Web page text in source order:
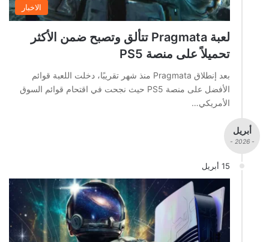
الاخبار
لعبة Pragmata تتألق وتصبح ضمن الأكثر
تحميلاً على منصة PS5
بعد إنطلاق Pragmata منذ شهر تقريبًا، دخلت اللعبة قوائم
الأفضل على منصة PS5 حيث نجحت في اقتحام قوائم السوق
الأمريكي…
أبريل
- 2026 -
15 أبريل